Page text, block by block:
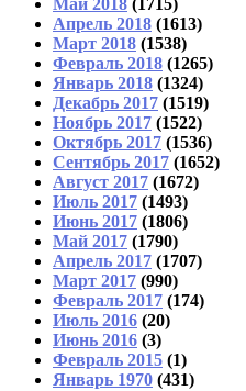
Май 2018 (1715)
Апрель 2018 (1613)
Март 2018 (1538)
Февраль 2018 (1265)
Январь 2018 (1324)
Декабрь 2017 (1519)
Ноябрь 2017 (1522)
Октябрь 2017 (1536)
Сентябрь 2017 (1652)
Август 2017 (1672)
Июль 2017 (1493)
Июнь 2017 (1806)
Май 2017 (1790)
Апрель 2017 (1707)
Март 2017 (990)
Февраль 2017 (174)
Июль 2016 (20)
Июнь 2016 (3)
Февраль 2015 (1)
Январь 1970 (431)